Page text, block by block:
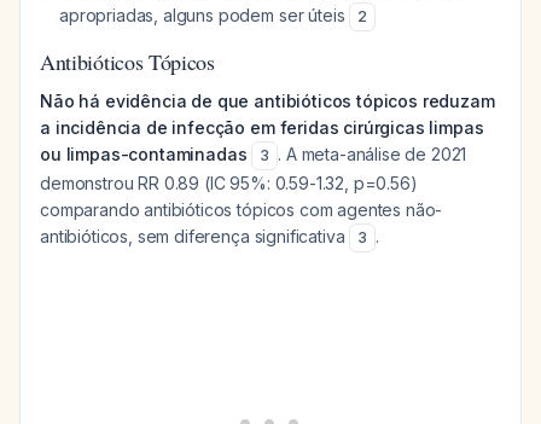
apropriadas, alguns podem ser úteis
2
Antibióticos Tópicos
Não há evidência de que antibióticos tópicos reduzam
a incidência de infecção em feridas cirúrgicas limpas
ou limpas-contaminadas
3 . A meta-análise de 2021
demonstrou RR 0.89 (IC 95%: 0.59-1.32, p=0.56)
comparando antibióticos tópicos com agentes não-
antibióticos, sem diferença significativa
3 .